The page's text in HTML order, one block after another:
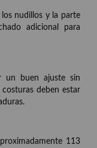
nudillos y la parte
adicional para
buen ajuste sin
deben estar
113